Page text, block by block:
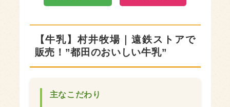
【牛乳】村井牧場｜遠鉄ストアで
販売！”都田のおいしい牛乳”
主なこだわり